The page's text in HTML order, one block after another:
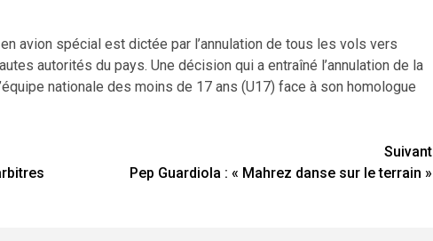
avion spécial est dictée par l’annulation de tous les vols vers
autorités du pays. Une décision qui a entraîné l’annulation de la
nationale des moins de 17 ans (U17) face à son homologue
Suivant
Pep Guardiola : « Mahrez danse sur le terrain »